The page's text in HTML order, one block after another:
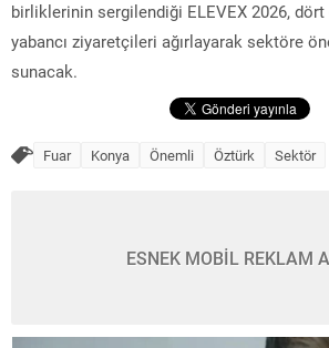
birliklerinin sergilendiği ELEVEX 2026,
yabancı ziyaretçileri ağırlayarak sektöre
sunacak.
Fuar Konya Önemli Öztürk Sektör
ESNEK MOBİL REKLAM